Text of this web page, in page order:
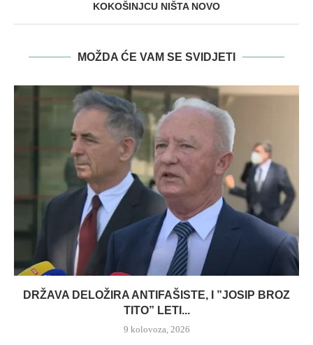
KOKOŠINJCU NIŠTA NOVO
MOŽDA ĆE VAM SE SVIDJETI
DRŽAVA DELOŽIRA ANTIFAŠISTE, I ”JOSIP BROZ
TITO” LETI...
9 kolovoza, 2026